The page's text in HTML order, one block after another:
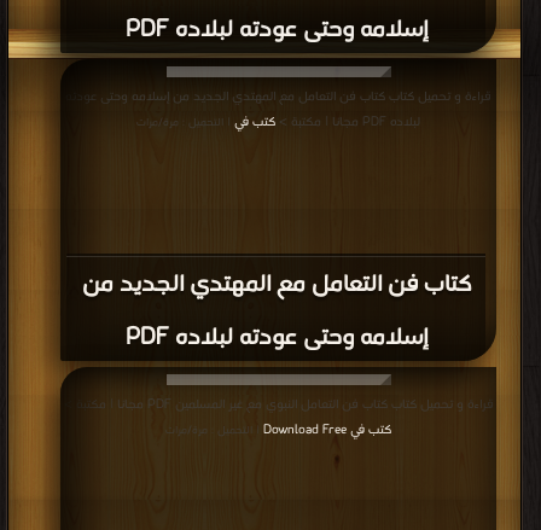
إسلامه وحتى عودته لبلاده PDF
كتاب فن التعامل مع المهتدي الجديد من
إسلامه وحتى عودته لبلاده PDF
قراءة و تحميل كتاب كتاب فن التعامل مع المهتدي الجديد من إسلامه وحتى عودته
لبلاده PDF مجانا | مكتبة >
كتب في | التحميل : مرة/مرات
قراءة و تحميل كتاب كتاب فن التعامل النبوي مع غير المسلمين PDF مجانا | مكتبة >
كتب في Download Free
| التحميل : مرة/مرات